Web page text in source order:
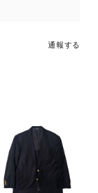
通報する